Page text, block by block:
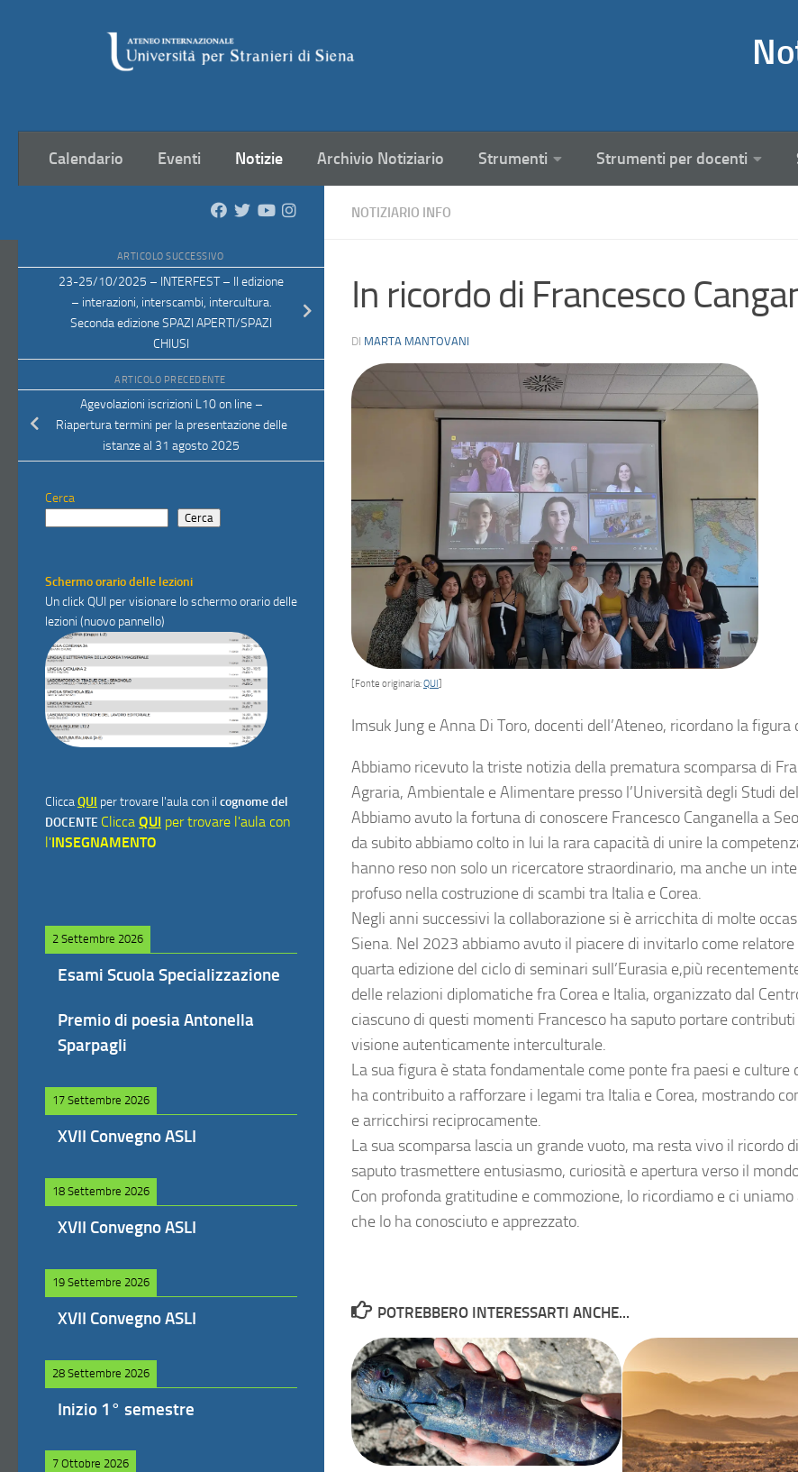
Calendario Eventi Notizie Archivio Notiziario Strumenti Strumenti per docenti
NOTIZIARIO INFO
In ricordo di Francesco
DI MARTA MANTOVANI
[Fonte originaria:QUI
Imsuk Jung e Anna Di Toro, docenti dell’Ateneo, ricordano la figura
Abbiamo ricevuto la triste notizia della prematura scomparsa di
Agraria, Ambientale e Alimentare presso l’Università degli Studi
Abbiamo avuto la fortuna di conoscere Francesco Canganella a
da subito abbiamo colto in lui la rara capacità di unire la
hanno reso non solo un ricercatore straordinario, ma anche un
profuso nella costruzione di scambi tra Italia e Corea.
Negli anni successivi la collaborazione si è arricchita di molte
Siena. Nel 2023 abbiamo avuto il piacere di invitarlo come
quarta edizione del ciclo di seminari sull’Eurasia e,più
delle relazioni diplomatiche fra Corea e Italia, organizzato dal
ciascuno di questi momenti Francesco ha saputo portare
visione autenticamente interculturale.
La sua figura è stata fondamentale come ponte fra paesi e
ha contribuito a rafforzare i legami tra Italia e Corea, mostrando
e arricchirsi reciprocamente.
La sua scomparsa lascia un grande vuoto, ma resta vivo il ricordo
saputo trasmettere entusiasmo, curiosità e apertura verso il
Con profonda gratitudine e commozione, lo ricordiamo e ci
che lo ha conosciuto e apprezzato.
POTREBBERO INTERESSARTI ANCHE...
ARTICOLO SUCCESSIVO
23-25/10/2025 – INTERFEST – II edizione
– interazioni, interscambi, intercultura.
Seconda edizione SPAZI APERTI/SPAZI
CHIUSI
ARTICOLO PRECEDENTE
Agevolazioni iscrizioni L10 on line –
Riapertura termini per la presentazione delle
istanze al 31 agosto 2025
Cerca
Cerca
Schermo orario delle lezioni
Un click QUI per visionare lo schermo orario delle
lezioni (nuovo pannello)
CliccaQUI per trovare l'aula con il cognome del
DOCENTE Clicca QUI per trovare l'aula con
l'INSEGNAMENTO
2 Settembre 2026
Esami Scuola Specializzazione
Premio di poesia Antonella
Sparpagli
17 Settembre 2026
XVII Convegno ASLI
18 Settembre 2026
XVII Convegno ASLI
19 Settembre 2026
XVII Convegno ASLI
28 Settembre 2026
Inizio 1° semestre
7 Ottobre 2026